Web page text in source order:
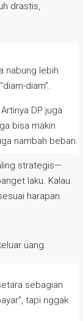
drastis,
nabung lebih
diam”.
DP juga
bisa makin
nambah beban.
strategis—
laku. Kalau
harapan.
uang.
sebagian
tapi nggak